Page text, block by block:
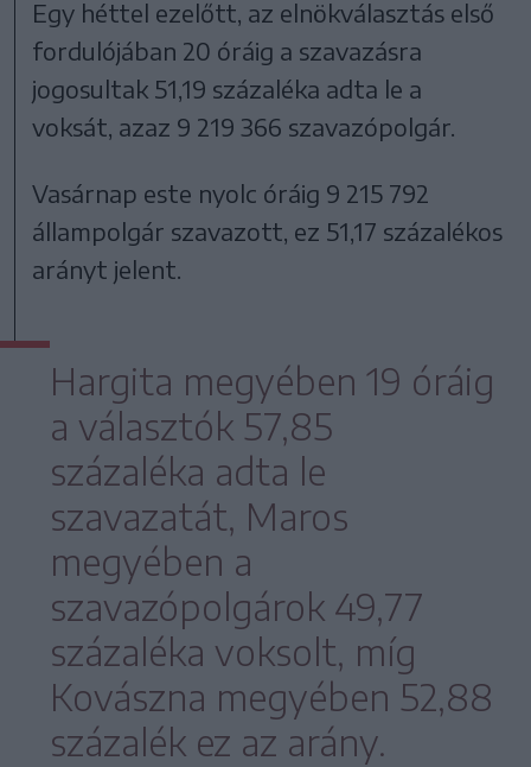
Egy héttel ezelőtt, az elnökválasztás első
fordulójában 20 óráig a szavazásra
jogosultak 51,19 százaléka adta le a
voksát, azaz 9 219 366 szavazópolgár.
Vasárnap este nyolc óráig 9 215 792
állampolgár szavazott, ez 51,17 százalékos
arányt jelent.
Hargita megyében 19 óráig
a választók 57,85
százaléka adta le
szavazatát, Maros
megyében a
szavazópolgárok 49,77
százaléka voksolt, míg
Kovászna megyében 52,88
százalék ez az arány.